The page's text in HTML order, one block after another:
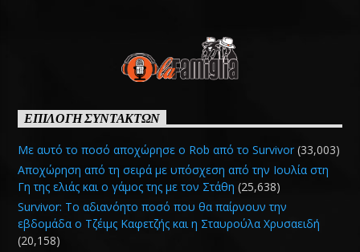
ΕΠΙΛΟΓΗ ΣΥΝΤΑΚΤΩΝ
Με αυτό το ποσό αποχώρησε ο Rob από το Survivor (33,003)
Αποχώρηση από τη σειρά με υπόσχεση από την Ιουλία στη
Γη της ελιάς και ο γάμος της με τον Στάθη (25,638)
Survivor: Το αδιανόητο ποσό που θα παίρνουν την
εβδομάδα ο Τζέιμς Καφετζής και η Σταυρούλα Χρυσαειδή
(20,158)